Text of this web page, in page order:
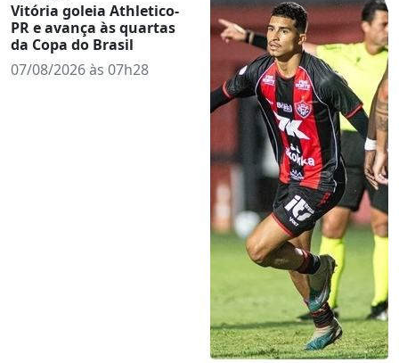
Vitória goleia Athletico-
PR e avança às quartas
da Copa do Brasil
07/08/2026 às 07h28